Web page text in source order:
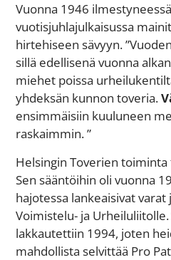
Vuonna 1946
vuotisjuhlajulkaisussa
hirtehiseen sävyyn.
sillä edellisenä vuonna
miehet poissa
yhdeksän kunnon toveria.
ensimmäisiin kuuluneen
raskaimmin. ”
Helsingin Toverien
Sen sääntöihin oli vuonna
hajotessa lankeaisivat varat
Voimistelu- ja Urheiluliitolle.
lakkautettiin 1994, joten
mahdollista selvittää Pro